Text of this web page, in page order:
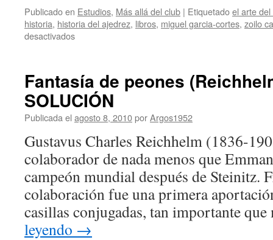
Publicado en Estudios, Más allá del club | Etiquetadoel arte
historia, historia del ajedrez, libros, miguel garcia-cortes, zoilo
desactivadosen
de
Zoilo
R.
Caputto
Fantasía de peones
SOLUCIÓN
Publicada el agosto 8, 2010porArgos1952
Gustavus Charles Reichhelm (1836-
colaborador de nada menos que
campeón mundial después de Steinitz.
colaboración fue una primera
casillas conjugadas, tan importante
leyendo →